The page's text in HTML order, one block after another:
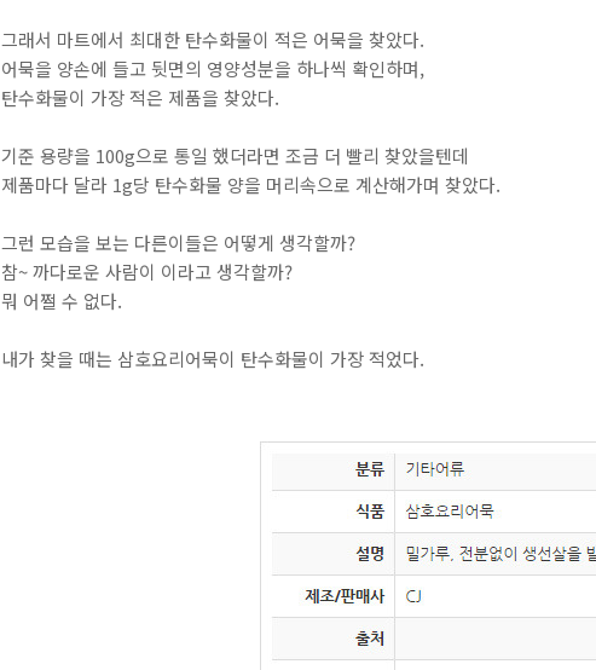
그래서 마트에서 최대한 탄수화물이 적은 어묵을 찾았다.
어묵을 양손에 들고 뒷면의 영양성분을 하나씩 확인하며,
탄수화물이 가장 적은 제품을 찾았다.
기준 용량을 100g으로 통일 했더라면 조금 더 빨리 찾았을텐데
제품마다 달라 1g당 탄수화물 양을 머리속으로 계산해가며 찾았다.
그런 모습을 보는 다른이들은 어떻게 생각할까?
참~ 까다로운 사람이 이라고 생각할까?
뭐 어쩔 수 없다.
내가 찾을 때는 삼호요리어묵이 탄수화물이 가장 적었다.